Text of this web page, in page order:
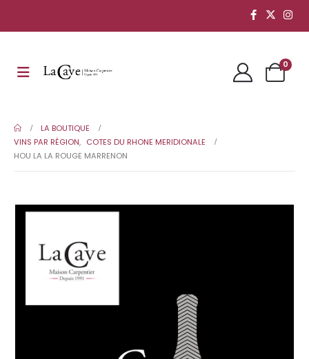
0
LA BOUTIQUE
VINS PAR RÉGION, COTES DU RHONE MERIDIONALE
HOU LA LA ROUGE MARRENON